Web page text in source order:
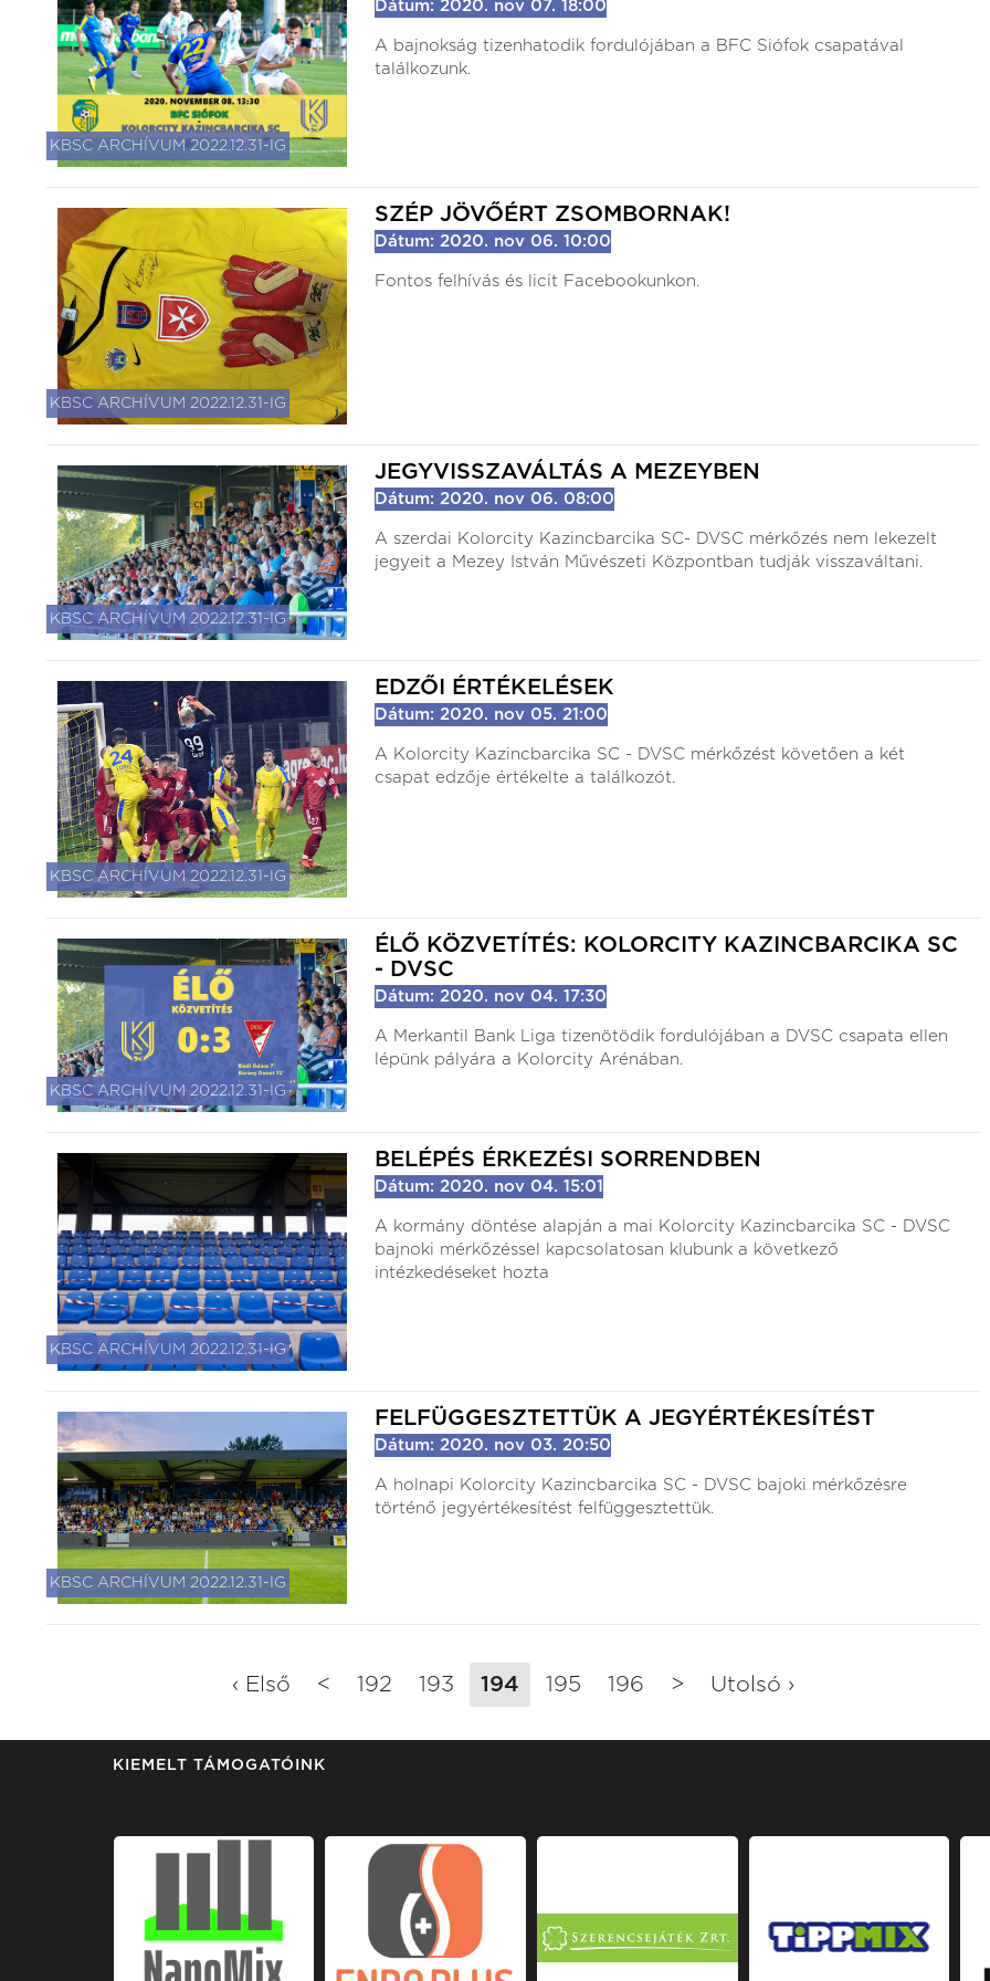
KBSC ARCHÍVUM 2022.12.31-IG
Dátum: 2020. nov 07. 18:00
A bajnokság tizenhatodik fordulójában a BFC Siófok csapatával
találkozunk.
KBSC ARCHÍVUM 2022.12.31-IG
SZÉP JÖVŐÉRT ZSOMBORNAK!
Dátum: 2020. nov 06. 10:00
Fontos felhívás és licit Facebookunkon.
KBSC ARCHÍVUM 2022.12.31-IG
JEGYVISSZAVÁLTÁS A MEZEYBEN
Dátum: 2020. nov 06. 08:00
A szerdai Kolorcity Kazincbarcika SC- DVSC mérkőzés nem lekezelt
jegyeit a Mezey István Művészeti Központban tudják visszaváltani.
KBSC ARCHÍVUM 2022.12.31-IG
EDZŐI ÉRTÉKELÉSEK
Dátum: 2020. nov 05. 21:00
A Kolorcity Kazincbarcika SC - DVSC mérkőzést követően a két
csapat edzője értékelte a találkozót.
KBSC ARCHÍVUM 2022.12.31-IG
ÉLŐ KÖZVETÍTÉS: KOLORCITY KAZINCBARCIKA SC
- DVSC
Dátum: 2020. nov 04. 17:30
A Merkantil Bank Liga tizenötödik fordulójában a DVSC csapata ellen
lépünk pályára a Kolorcity Arénában.
KBSC ARCHÍVUM 2022.12.31-IG
BELÉPÉS ÉRKEZÉSI SORRENDBEN
Dátum: 2020. nov 04. 15:01
A kormány döntése alapján a mai Kolorcity Kazincbarcika SC - DVSC
bajnoki mérkőzéssel kapcsolatosan klubunk a következő
intézkedéseket hozta
KBSC ARCHÍVUM 2022.12.31-IG
FELFÜGGESZTETTÜK A JEGYÉRTÉKESÍTÉST
Dátum: 2020. nov 03. 20:50
A holnapi Kolorcity Kazincbarcika SC - DVSC bajoki mérkőzésre
történő jegyértékesítést felfüggesztettük.
‹ Első < 192 193 194 195 196 > Utolsó ›
KIEMELT TÁMOGATÓINK